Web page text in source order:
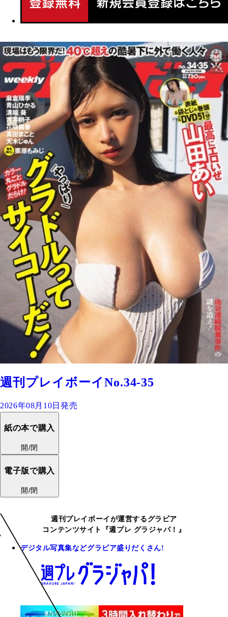
週刊プレイボーイNo.34-35
2026年08月10日発売
紙の本で購入
開/閉
電子版で購入
開/閉
週刊プレイボーイが運営するグラビア
コンテンツサイト『週プレ グラジャパ！』
デジタル写真集などグラビア盛りだくさん!